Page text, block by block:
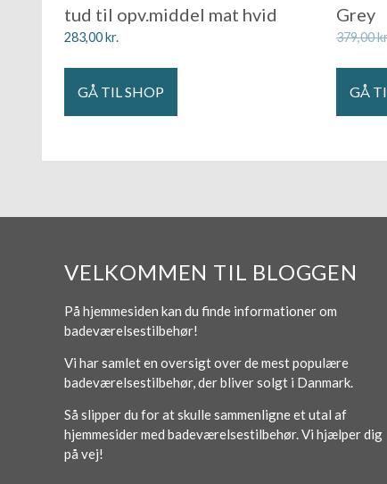
tud til opv.middel mat hvid
283,00kr.
GÅ TIL SHOP
Grey
379,00
GÅ
VELKOMMEN TIL BLOGGEN
På hjemmesiden kan du finde informationer om
badeværelsestilbehør!
Vi har samlet en oversigt over de mest populære
badeværelsestilbehør, der bliver solgt i Danmark.
Så slipper du for at skulle sammenligne et utal af
hjemmesider med badeværelsestilbehør. Vi hjælper dig
på vej!